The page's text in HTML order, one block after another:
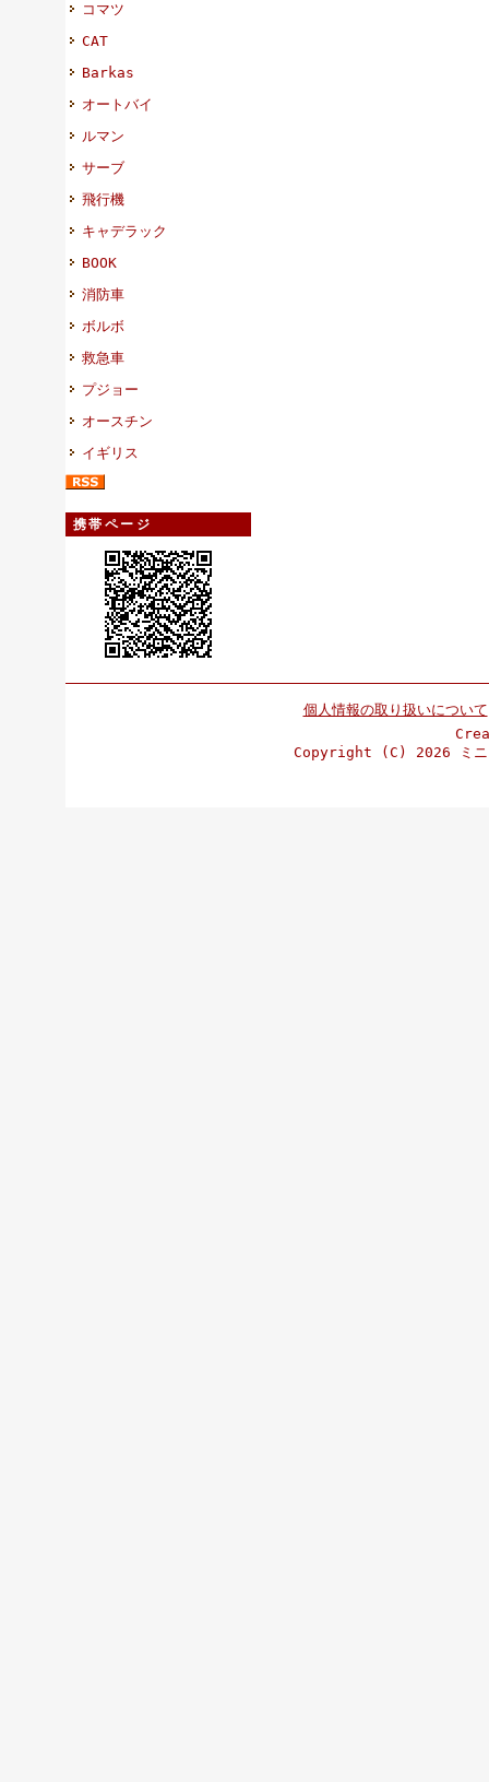
コマツ
CAT
Barkas
オートバイ
ルマン
サーブ
飛行機
キャデラック
BOOK
消防車
ボルボ
救急車
プジョー
オースチン
イギリス
携帯ページ
個人情報の取り扱いについて
Copyright (C) 2026 ミ